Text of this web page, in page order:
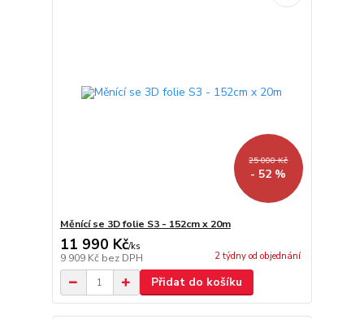
25 000 Kč
- 52 %
Měnící se 3D folie S3 - 152cm x 20m
11 990 Kč/ks
9 909 Kč bez DPH 2 týdny od objednání
Přidat do košíku